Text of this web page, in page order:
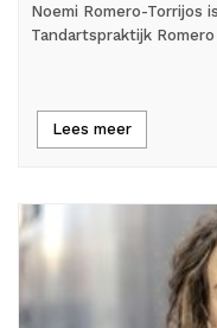
Noemi Romero-Torrijos
Tandartspraktijk
Lees meer